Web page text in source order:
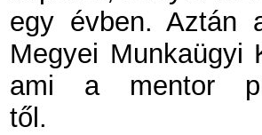
egy évben. Aztán
Megyei Munkaügyi
ami a mentor
től.